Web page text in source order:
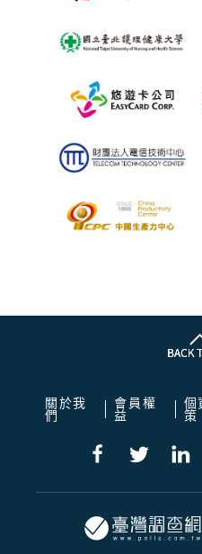
關於我
們
會員權
益
個
策